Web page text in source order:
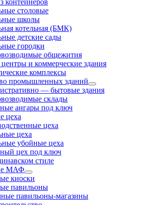
контейнеров
столовые
школы
котельная (БМК)
детские сады
городки
общежития
центры и коммерческие здания
комплексы
промышленных зданий
— бытовые здания
склады
ангары под ключ
цеха
цеха
цеха
убойные цеха
цех под ключ
стиле
МАФ
киоски
павильоны
павильоны-магазины